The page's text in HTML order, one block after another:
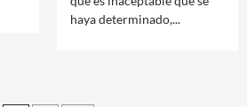
haya determinado,...